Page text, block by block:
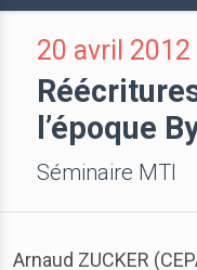
20 avril 2012
l’époque
Séminaire MTI
Arnaud ZUCKER